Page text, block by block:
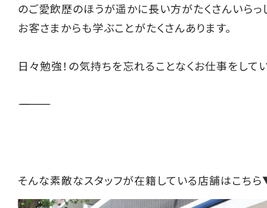
のご愛飲歴のほうが遥かに長い方がたくさんいらっ
お客さまからも学ぶことがたくさんあります。
日々勉強！の気持ちを忘れることなくお仕事をして
――――――――――
そんな素敵なスタッフが在籍している店舗はこち